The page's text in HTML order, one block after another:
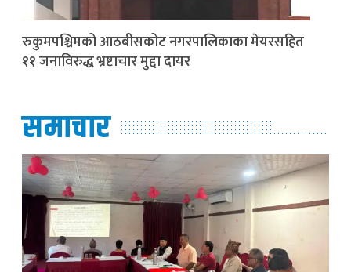
रुकुमपश्चिमको आठबीसकोट नगरपालिकाका मेयरसहित
११ जनाविरुद्ध भ्रष्टाचार मुद्दा दायर
समाचार